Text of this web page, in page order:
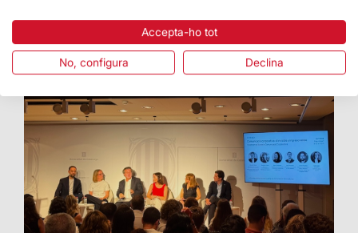
Accepta-ho tot
No, configura Declina